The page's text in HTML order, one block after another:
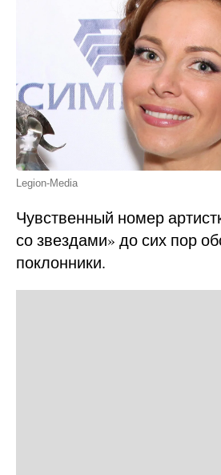
Legion-Media
Чувственный номер
со звездами» до сих пор
поклонники.